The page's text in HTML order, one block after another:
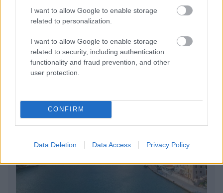
I want to allow Google to enable storage
related to personalization.
I want to allow Google to enable storage
related to security, including authentication
functionality and fraud prevention, and other
user protection.
CONFIRM
Data Deletion Data Access Privacy Policy
BEST OFINTERNET